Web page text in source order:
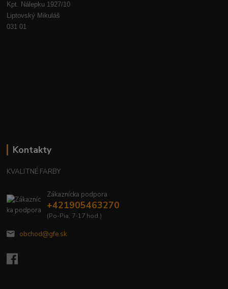
Kpt. Nálepku 1927/10
Liptovský Mikuláš
031 01
Kontakty
KVALITNÉ FARBY
Zákaznícka podpora
+421905463270
(Po-Pia, 7-17 hod.)
obchod@gfe.sk